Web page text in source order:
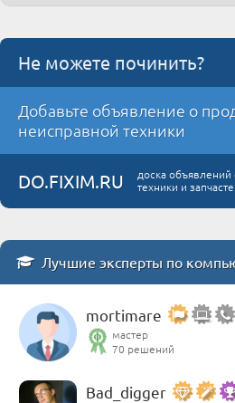
Не можете починить?
Добавьте объявление о
неисправной техники
DO.FIXIM.RU
доска
техники и
Лучшие эксперты по
mortimare
мастер
70 решений
Bad_digger